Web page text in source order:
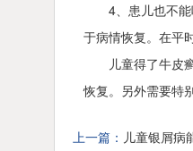
4、患儿也不
于病情恢复。在平
儿童得了牛皮
恢复。另外需要特
上一篇： 儿童银屑病